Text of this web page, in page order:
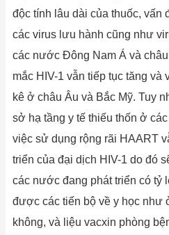
độc tính lâu dài của thuốc, vấn
các virus lưu hành cũng như
các nước Đông Nam Á và
mắc HIV-1 vẫn tiếp tục tăng và
kê ở châu Âu và Bắc Mỹ. Tuy
sở hạ tầng y tế thiếu thốn ở
việc sử dụng rộng rãi HAART
triển của đại dịch HIV-1 do đó
các nước đang phát triển có tỷ
được các tiến bộ về y học như
không, và liệu vacxin phòng